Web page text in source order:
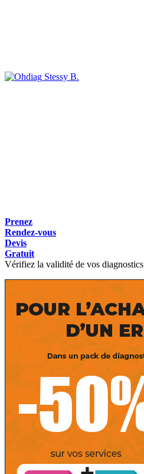
Stessy B.
Prenez
Rendez-vous
Devis
Gratuit
Vérifiez la validité de vos diagnostics